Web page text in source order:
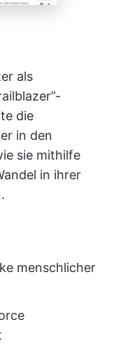
als
die
in den
sie mithilfe
in ihrer
menschlicher